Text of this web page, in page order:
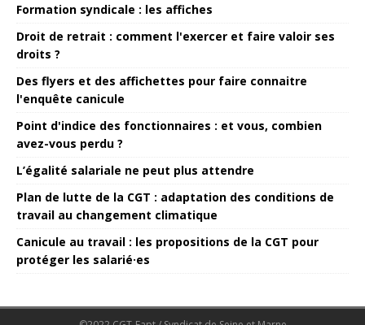
Formation syndicale : les affiches
Droit de retrait : comment l'exercer et faire valoir ses
droits ?
Des flyers et des affichettes pour faire connaitre
l'enquête canicule
Point d'indice des fonctionnaires : et vous, combien
avez-vous perdu ?
L’égalité salariale ne peut plus attendre
Plan de lutte de la CGT : adaptation des conditions de
travail au changement climatique
Canicule au travail : les propositions de la CGT pour
protéger les salarié·es